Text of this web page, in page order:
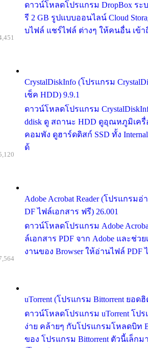
ดาวน์โหลดโปรแกรม DropBox ระ
รี 2 GB รูปแบบออนไลน์ Cloud
บไฟล์ แชร์ไฟล์ ต่างๆ ให้คนอื่น เข้า
CrystalDiskInfo (โปรแกรม
เช็ค HDD) 9.9.1
ดาวน์โหลดโปรแกรม
ddisk ดู สถานะ HDD ดูอุณหภูมิเครื่
คอมพัง ดูฮาร์ดดิสก์ SSD ทั้ง
ด้
Adobe Acrobat Reader (โปรแกรม
DF ไฟล์เอกสาร ฟรี) 26.001
ดาวน์โหลดโปรแกรม Adobe
ล์เอกสาร PDF จาก Adobe และช่ว
งานของ Browser ให้อ่านไฟล์ PDF
uTorrent (โปรแกรม Bittorrent ยอด
ดาวน์โหลดโปรแกรม uTorrent โปร
ง่าย คล้ายๆ กับโปรแกรมโหลดบิท
ของ โปรแกรม Bittorrent ตัวนี้เล็กม